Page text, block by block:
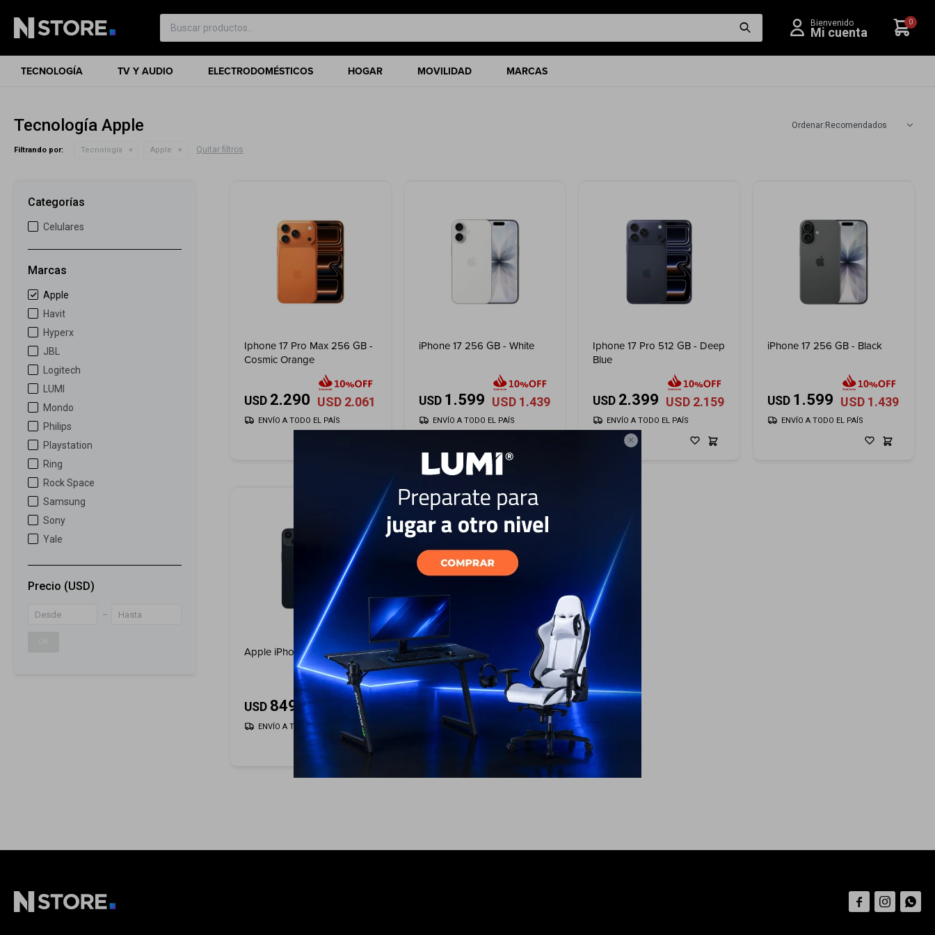

TECNOLOGÍA TV Y AUDIO ELECTRODOMÉSTICOS HOGAR MOVILIDAD MARCAS
0
Tecnología Apple Recomendados
Filtrando por: Tecnología Apple Quitar filtros
Iphone 17 Pro Max 256 GB -
Cosmic Orange
USD 2.290 USD 2.061
ENVÍO A TODO EL PAÍS
iPhone 17 256 GB - White
USD 1.599 USD 1.439
ENVÍO A TODO EL PAÍS
Iphone 17 Pro 512 GB - Deep
Blue
USD 2.399 USD 2.159
ENVÍO A TODO EL PAÍS
iPhone 17 256 GB - Black
USD 1.599 USD 1.439
ENVÍO A TODO EL PAÍS
Apple iPhone 13 - 128GB
USD 849 764
ENVÍO A TODO EL PAÍS
Categorías
Celulares
Marcas
Apple
Havit
Hyperx
JBL
Logitech
LUMI
Mondo
Philips
Playstation
Ring
Rock Space
Samsung
Sony
Yale
Precio (USD)
  